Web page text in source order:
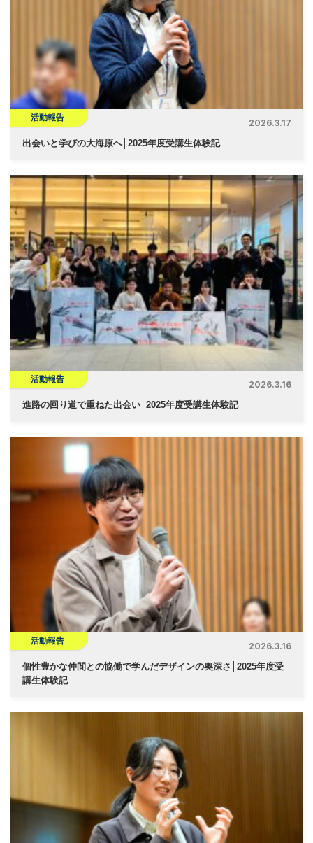
活動報告
2026.3.17
出会いと学びの大海原へ│2025年度受講生体験記
活動報告
2026.3.16
進路の回り道で重ねた出会い│2025年度受講生体験記
活動報告
2026.3.16
個性豊かな仲間との協働で学んだデザインの奥深さ│2025年度受
講生体験記